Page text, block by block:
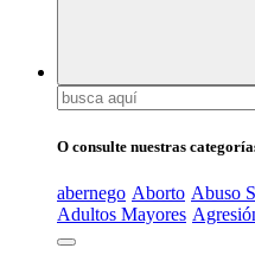
Buscar:
O consulte nuestras
abernego Aborto Abuso
Adultos Mayores